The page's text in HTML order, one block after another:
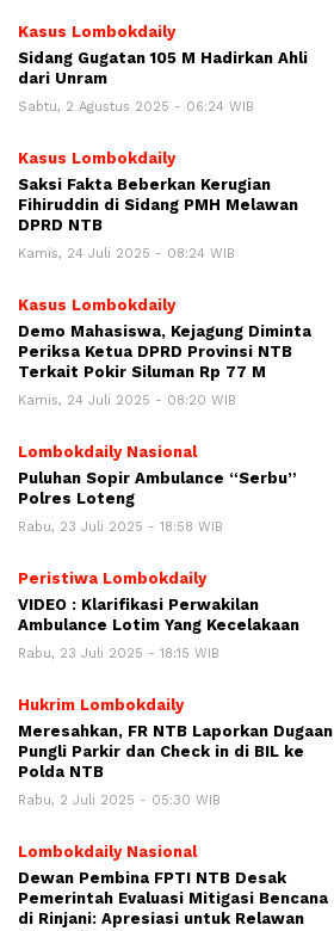
Kasus Lombokdaily
Sidang Gugatan 105 M Hadirkan Ahli
dari Unram
Sabtu, 2 Agustus 2025 - 06:24 WIB
Kasus Lombokdaily
Saksi Fakta Beberkan Kerugian
Fihiruddin di Sidang PMH Melawan
DPRD NTB
Kamis, 24 Juli 2025 - 08:24 WIB
Kasus Lombokdaily
Demo Mahasiswa, Kejagung Diminta
Periksa Ketua DPRD Provinsi NTB
Terkait Pokir Siluman Rp 77 M
Kamis, 24 Juli 2025 - 08:20 WIB
Lombokdaily Nasional
Puluhan Sopir Ambulance “Serbu”
Polres Loteng
Rabu, 23 Juli 2025 - 18:58 WIB
Peristiwa Lombokdaily
VIDEO : Klarifikasi Perwakilan
Ambulance Lotim Yang Kecelakaan
Rabu, 23 Juli 2025 - 18:15 WIB
Hukrim Lombokdaily
Meresahkan, FR NTB Laporkan Dugaan
Pungli Parkir dan Check in di BIL ke
Polda NTB
Rabu, 2 Juli 2025 - 05:30 WIB
Lombokdaily Nasional
Dewan Pembina FPTI NTB Desak
Pemerintah Evaluasi Mitigasi Bencana
di Rinjani: Apresiasi untuk Relawan